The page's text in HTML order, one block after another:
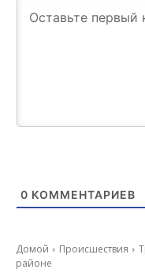
0 КОММЕНТАРИЕВ